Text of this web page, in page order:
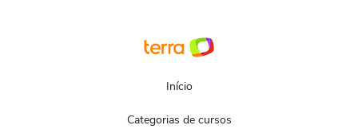
Início
Categorias de cursos